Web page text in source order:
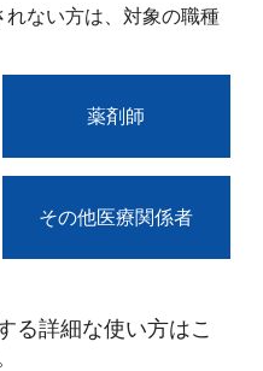
ない方は、対象の職種
薬剤師
その他医療関係者
る詳細な使い方はこ